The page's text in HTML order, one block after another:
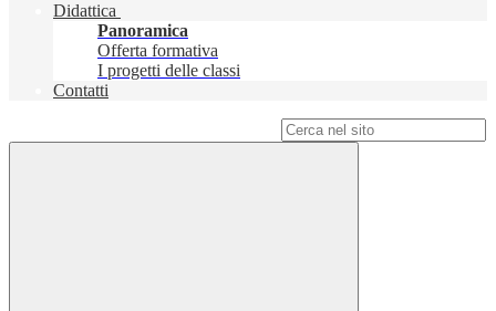
Didattica
Panoramica
Offerta formativa
I progetti delle classi
Contatti